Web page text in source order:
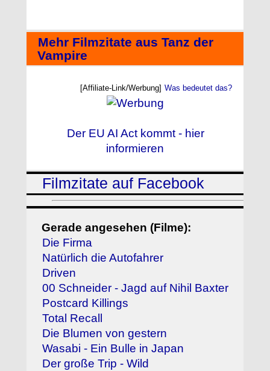
Mehr Filmzitate aus Tanz der
Vampire
[Affiliate-Link/Werbung] Was bedeutet das?
Der EU AI Act kommt - hier
informieren
Filmzitate auf Facebook
Gerade angesehen (Filme):
Die Firma
Natürlich die Autofahrer
Driven
00 Schneider - Jagd auf Nihil Baxter
Postcard Killings
Total Recall
Die Blumen von gestern
Wasabi - Ein Bulle in Japan
Der große Trip - Wild